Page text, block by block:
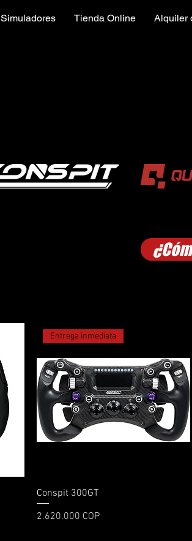
Simuladores Tienda Online Alquiler
Vista rápida
Entrega inmediata
Conspit 300GT
Precio
2.620.000 COP